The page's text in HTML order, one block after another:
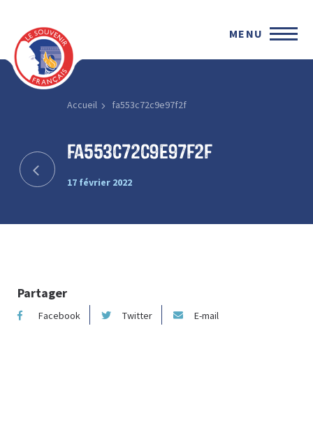
MENU
Accueil fa553c72c9e97f2f
fa553c72c9e97f2f
17 février 2022
Partager
Facebook Twitter E-mail